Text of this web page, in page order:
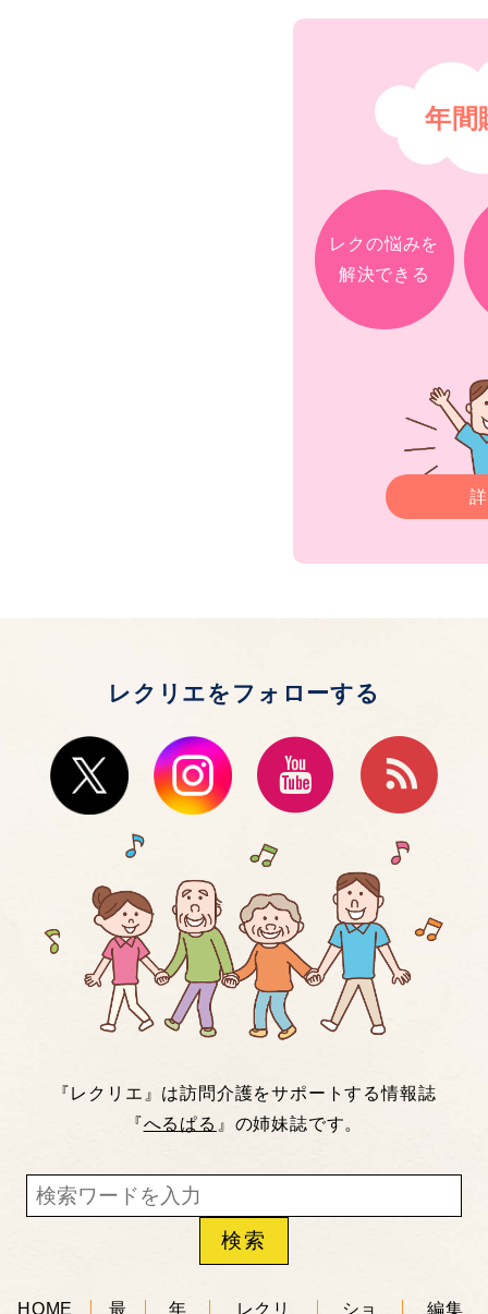
年間
レクの悩みを
解決できる
レクリエをフォローする
『レクリエ』は訪問介護をサポートする情報誌
『へるぱる 』の姉妹誌です。
HOME 最 年 レクリ ショ 編集